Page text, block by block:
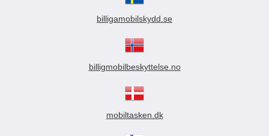
billigamobilskydd.se
billigmobilbeskyttelse.no
mobiltasken.dk